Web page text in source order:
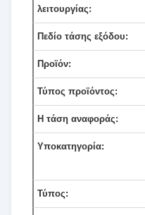
λειτουργίας:
Πεδίο τάσης εξόδου:
Προϊόν:
Τύπος προϊόντος:
Η τάση αναφοράς:
Υποκατηγορία:
Τύπος: